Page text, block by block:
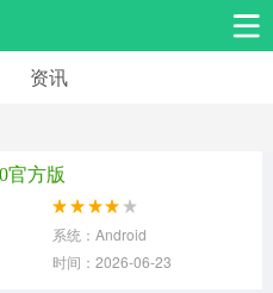
资讯
官方版
系统：Android
时间：2026-06-23